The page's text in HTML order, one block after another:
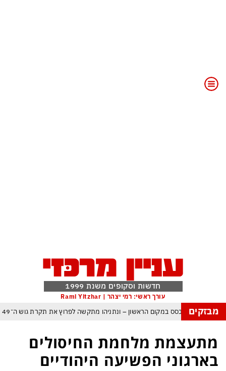
חדשות וסקופים משנת 1999
עורך ראשי: רמי יצהר | Rami Yitzhar
מבזקים
– איזנקוט מתבסס במקום הראשון – ונתניהו מתקשה לפרוץ את תקרת גוש ה־49
עומאן לגבי תפעול משותף של מצר הורמוז – אם טראמפ יאשר המלחמה תסתיים
מי היה מאמין שבאר שבע תנצח את הכוכב האדום?
מתעצמת מלחמת החיסולים
בארגוני הפשיעה היהודיים